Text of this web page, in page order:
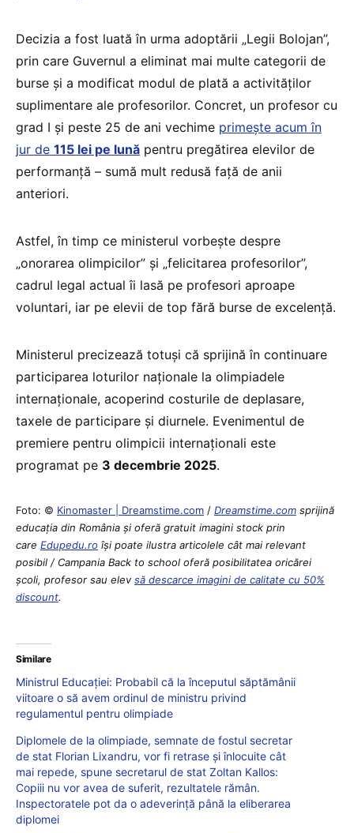
Decizia a fost luată în urma adoptării „Legii Bolojan”,
prin care Guvernul a eliminat mai multe categorii de
burse și a modificat modul de plată a activităților
suplimentare ale profesorilor. Concret, un profesor cu
grad I și peste 25 de ani vechime primește acum în
jur de 115 lei pe lună pentru pregătirea elevilor de
performanță – sumă mult redusă față de anii
anteriori.
Astfel, în timp ce ministerul vorbește despre
„onorarea olimpicilor” și „felicitarea profesorilor”,
cadrul legal actual îi lasă pe profesori aproape
voluntari, iar pe elevii de top fără burse de excelență.
Ministerul precizează totuși că sprijină în continuare
participarea loturilor naționale la olimpiadele
internaționale, acoperind costurile de deplasare,
taxele de participare și diurnele. Evenimentul de
premiere pentru olimpicii internaționali este
programat pe 3 decembrie 2025.
Foto: © Kinomaster | Dreamstime.com / Dreamstime.com sprijină
educaţia din România şi oferă gratuit imagini stock prin
care Edupedu.ro îşi poate ilustra articolele cât mai relevant
posibil / Campania Back to school oferă posibilitatea oricărei
școli, profesor sau elevsă descarce imagini de calitate cu 50%
discount.
Similare
Ministrul Educației: Probabil că la începutul săptămânii
viitoare o să avem ordinul de ministru privind
regulamentul pentru olimpiade
Diplomele de la olimpiade, semnate de fostul secretar
de stat Florian Lixandru, vor fi retrase și înlocuite cât
mai repede, spune secretarul de stat Zoltan Kallos:
Copiii nu vor avea de suferit, rezultatele rămân.
Inspectoratele pot da o adeverință până la eliberarea
diplomei